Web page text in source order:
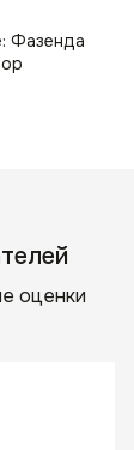
Фазенда
оценки